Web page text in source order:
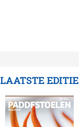
LAATSTE EDITIE